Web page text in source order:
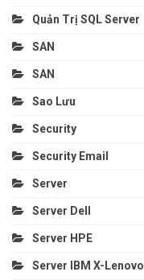
Quản Trị SQL Server
SAN
SAN
Sao Lưu
Security
Security Email
Server
Server Dell
Server HPE
Server IBM X-Lenovo